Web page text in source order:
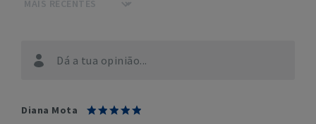
Dá a tua opinião...
Diana Mota